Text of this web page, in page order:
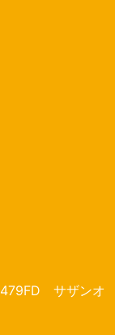
サザンオ